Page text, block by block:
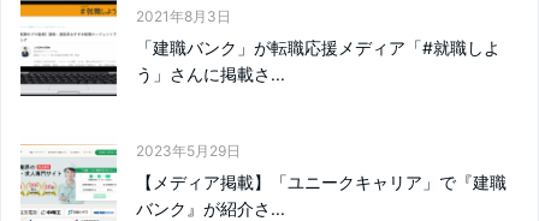
2021年8月3日
「建職バンク」が転職応援メディア「#就職しよ
う」さんに掲載さ...
2023年5月29日
【メディア掲載】「ユニークキャリア」で『建職
バンク』が紹介さ...